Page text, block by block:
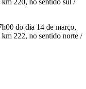
do dia 14 de março,
222, no sentido norte /